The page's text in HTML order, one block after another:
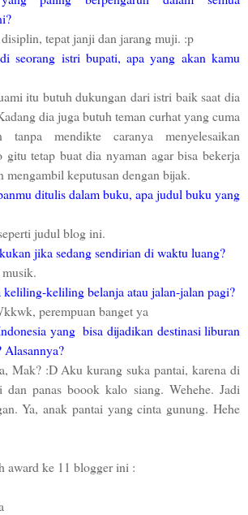
tepat janji dan jarang muji. :p
seorang istri bupati, apa yang akan kamu
itu butuh dukungan dari istri baik saat dia
dia juga butuh teman curhat yang cuma
tanpa mendikte caranya menyelesaikan
gitu tetap buat dia nyaman agar bisa bekerja
mengambil keputusan dengan bijak.
ditulis dalam buku, apa judul buku yang
judul blog ini.
jika sedang sendirian di waktu luang?
keliling-keliling belanja atau jalan-jalan pagi?
perempuan banget ya
yang bisa dijadikan destinasi liburan
Alasannya?
Mak? :D Aku kurang suka pantai, karena di
dan panas boook kalo siang. Wehehe. Jadi
Ya, anak pantai yang cinta gunung. Hehe
award ke 11 blogger ini :